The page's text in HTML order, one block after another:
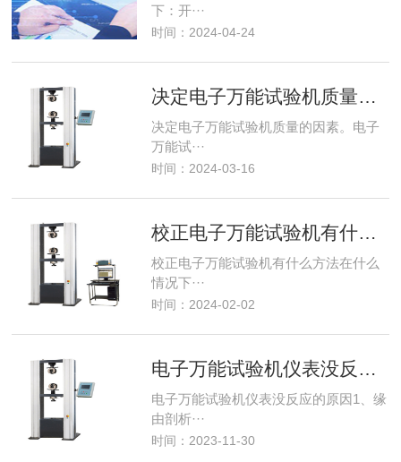
下：开···
时间：2024-04-24
决定电子万能试验机质量的因素
决定电子万能试验机质量的因素。电子
万能试···
时间：2024-03-16
校正电子万能试验机有什么方法
校正电子万能试验机有什么方法在什么
情况下···
时间：2024-02-02
电子万能试验机仪表没反应的原因
电子万能试验机仪表没反应的原因1、缘
由剖析···
时间：2023-11-30